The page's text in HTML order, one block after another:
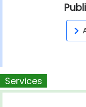
Services